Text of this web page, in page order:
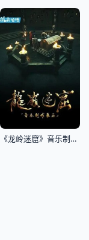
《龙岭迷窟》音乐制作幕后